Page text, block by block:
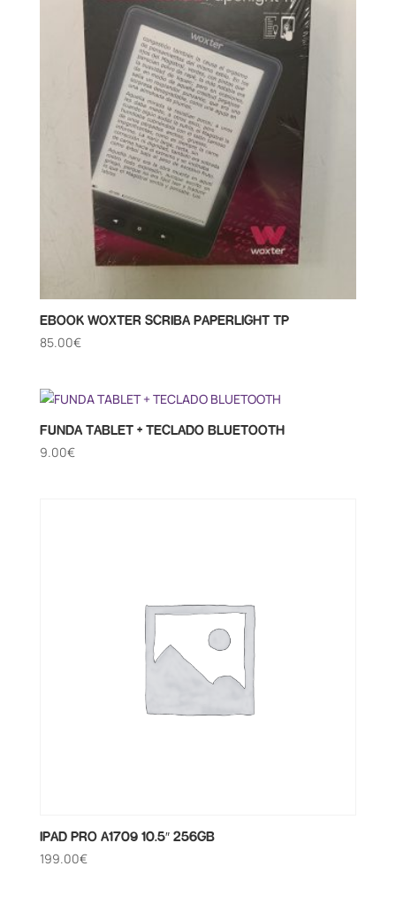
EBOOK WOXTER SCRIBA PAPERLIGHT TP
85.00€
FUNDA TABLET + TECLADO BLUETOOTH
9.00€
IPAD PRO A1709 10.5″ 256GB
199.00€